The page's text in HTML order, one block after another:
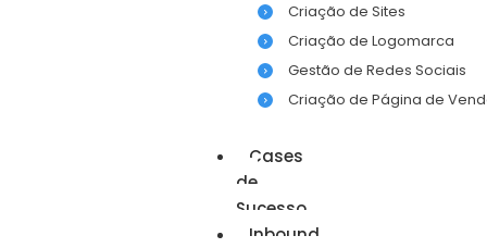
Criação de Sites
Criação de Logomarca
Gestão de Redes Sociais
Criação de Página de
Cases
de
Sucesso
Inbound